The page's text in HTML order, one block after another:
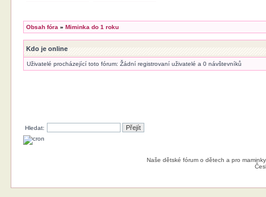
Obsah fóra »Miminka do 1 roku
Kdo je online
Uživatelé procházející toto fórum: Žádní registrovaní uživatelé a 0 návštevníků
Hledat:
Naše dětské fórum o dětech a pro